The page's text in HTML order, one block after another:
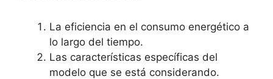
La eficiencia en el consumo energético a
lo largo del tiempo.
Las características específicas del
modelo que se está considerando.